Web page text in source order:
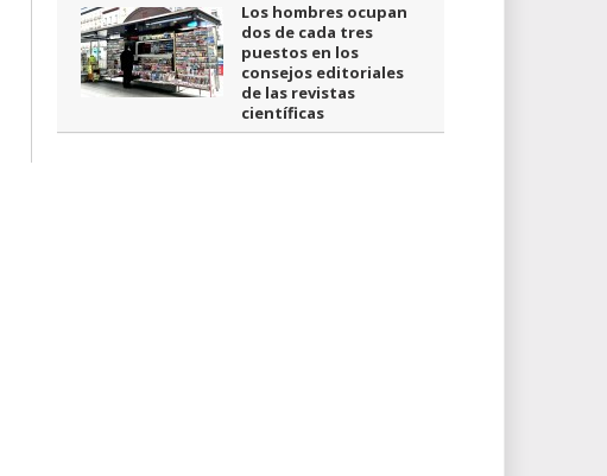
Los hombres ocupan
dos de cada tres
puestos en los
consejos editoriales
de las revistas
científicas